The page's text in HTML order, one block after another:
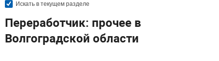
Искать в текущем разделе
Переработчик: прочее в
Волгоградской области